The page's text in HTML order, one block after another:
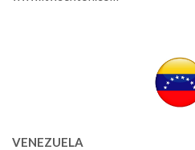
VENEZUELA